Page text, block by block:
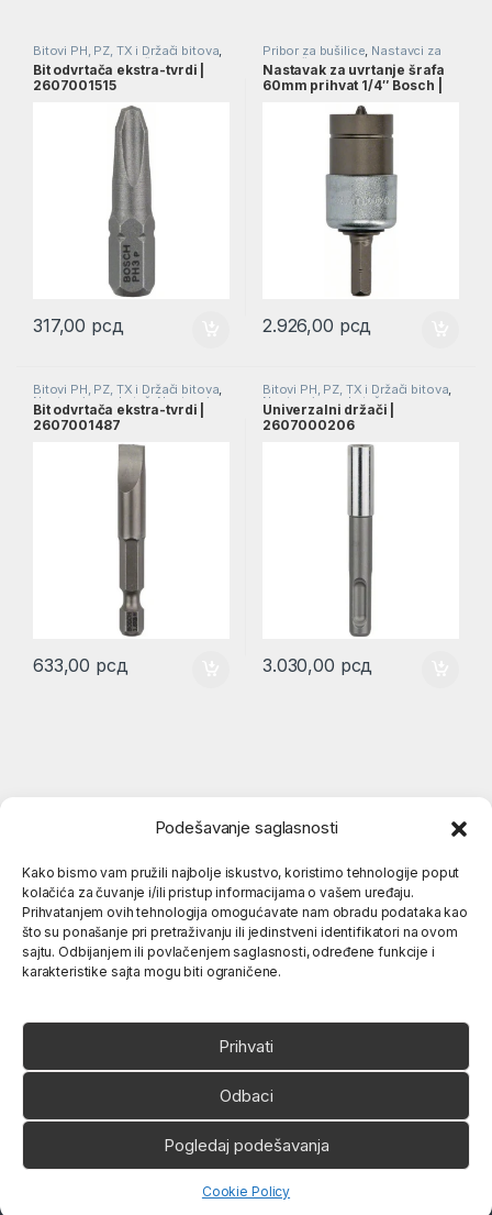
Podešavanje saglasnosti
Kako bismo vam pružili najbolje iskustvo, koristimo tehnologije poput
kolačića za čuvanje i/ili pristup informacijama o vašem uređaju.
Prihvatanjem ovih tehnologija omogućavate nam obradu podataka kao
što su ponašanje pri pretraživanju ili jedinstveni identifikatori na ovom
sajtu. Odbijanjem ili povlačenjem saglasnosti, određene funkcije i
karakteristike sajta mogu biti ograničene.
Prihvati
Odbaci
Pogledaj podešavanja
Cookie Policy
Bitovi PH, PZ, TX i Držači bitova
Nastavci za odvrtač Nastavci za
odvrtače
Bit odvrtača ekstra-tvrdi |
2607001515
317,00 рсд
Pribor za bušilice Nastavci za
odvrtače ,Pribor
Nastavak za uvrtanje šrafa
60mm prihvat 1/4″ Bosch |
2.926,00 рсд
Bitovi PH, PZ, TX i Držači bitova,
Nastavci za odvrtač Nastavci za
odvrtače
Bit odvrtača ekstra-tvrdi |
2607001487
633,00 рсд
Bitovi PH, PZ, TX i Držači bitova,
Nastavci za odvrtače
Univerzalni držači |
2607000206
3.030,00 рсд
Popularne kategorije
O nama
Ukoliko imate neko pitanje,
slobodno nas pozovite
066 80 81 263